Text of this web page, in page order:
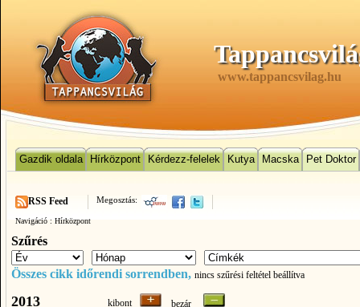
www.tappancsvilag.hu
Gazdik oldala Hírközpont Kérdezz-felelek Kutya Macska Pet Doktor
Megosztás:
RSS Feed
Navigáció : Hírközpont
Szűrés
Összes cikk időrendi sorrendben, nincs szűrési feltétel beállítva
2013 kibont
bezár